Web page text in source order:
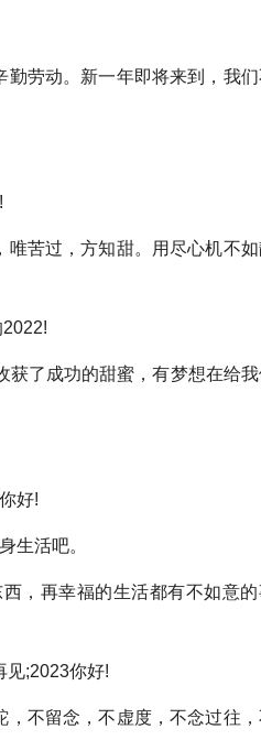
劳动。新一年即将来到，我们
苦过，方知甜。用尽心机不
了成功的甜蜜，有梦想在给我
好!
生活吧。
，再幸福的生活都有不如意的
;2023你好!
不留念，不虚度，不念过往，